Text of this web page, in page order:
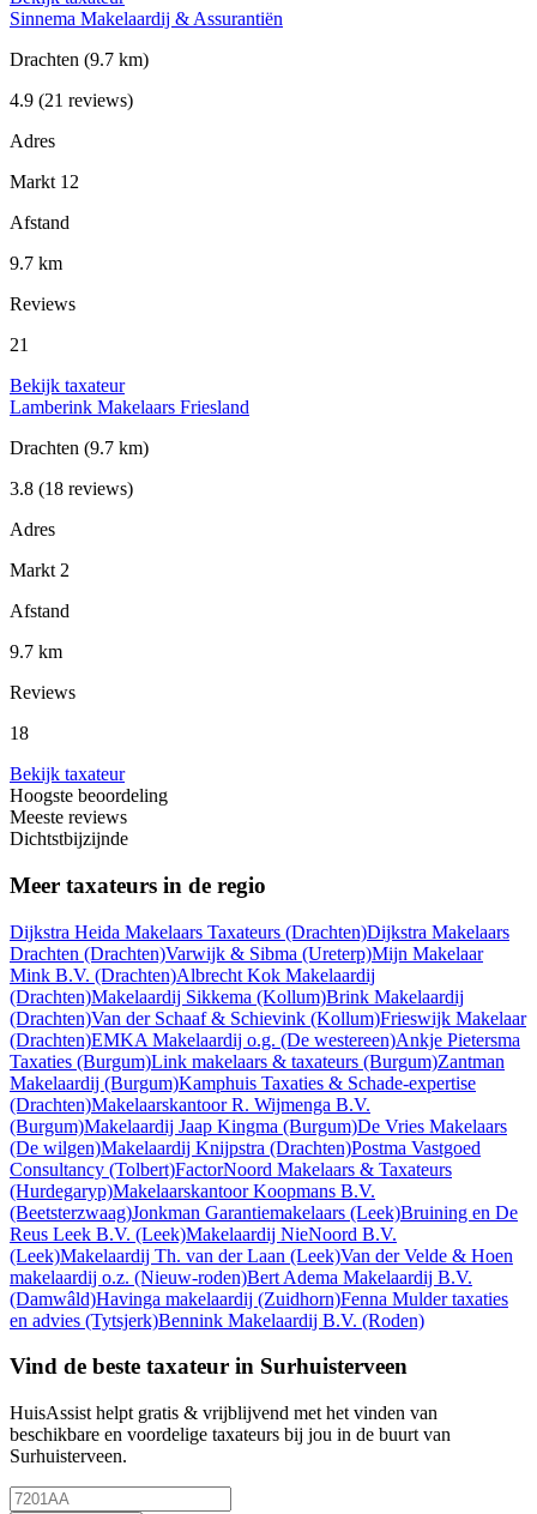
Sinnema Makelaardij & Assurantiën
Drachten (9.7 km)
4.9 (21 reviews)
Adres
Markt 12
Afstand
9.7 km
Reviews
21
Bekijk taxateur
Lamberink Makelaars Friesland
Drachten (9.7 km)
3.8 (18 reviews)
Adres
Markt 2
Afstand
9.7 km
Reviews
18
Bekijk taxateur
Hoogste beoordeling
Meeste reviews
Dichtstbijzijnde
Meer taxateurs in de regio
Dijkstra Heida Makelaars Taxateurs (Drachten)Dijkstra Makelaars
Drachten (Drachten)Varwijk & Sibma (Ureterp)Mijn Makelaar
Mink B.V. (Drachten)Albrecht Kok Makelaardij
(Drachten)Makelaardij Sikkema (Kollum)Brink Makelaardij
(Drachten)Van der Schaaf & Schievink (Kollum)Frieswijk Makelaar
(Drachten)EMKA Makelaardij o.g. (De westereen)Ankje Pietersma
Taxaties (Burgum)Link makelaars & taxateurs (Burgum)Zantman
Makelaardij (Burgum)Kamphuis Taxaties & Schade-expertise
(Drachten)Makelaarskantoor R. Wijmenga B.V.
(Burgum)Makelaardij Jaap Kingma (Burgum)De Vries Makelaars
(De wilgen)Makelaardij Knijpstra (Drachten)Postma Vastgoed
Consultancy (Tolbert)FactorNoord Makelaars & Taxateurs
(Hurdegaryp)Makelaarskantoor Koopmans B.V.
(Beetsterzwaag)Jonkman Garantiemakelaars (Leek)Bruining en De
Reus Leek B.V. (Leek)Makelaardij NieNoord B.V.
(Leek)Makelaardij Th. van der Laan (Leek)Van der Velde & Hoen
makelaardij o.z. (Nieuw-roden)Bert Adema Makelaardij B.V.
(Damwâld)Havinga makelaardij (Zuidhorn)Fenna Mulder taxaties
en advies (Tytsjerk)Bennink Makelaardij B.V. (Roden)
Vind de beste taxateur in Surhuisterveen
HuisAssist helpt gratis & vrijblijvend met het vinden van
beschikbare en voordelige taxateurs bij jou in de buurt van
Surhuisterveen.